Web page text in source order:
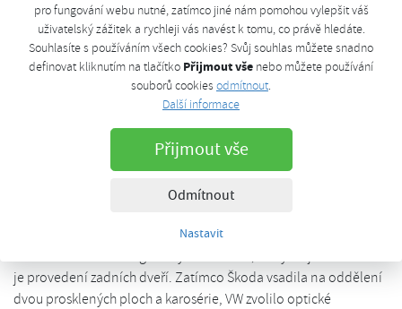
pro fungování webu nutné, zatímco jiné nám pomohou vylepšit váš
uživatelský zážitek a rychleji vás navést k tomu, co právě hledáte.
Souhlasíte s používáním všech cookies? Svůj souhlas můžete snadno
definovat kliknutím na tlačítko Přijmout vše nebo můžete používání
souborů cookies odmítnout.
Další informace
Přijmout vše
Odmítnout
Nastavit
Podstatný rozdíl najdeme již v interiéru. Up! volí hravější formu
přístrojové desky, Citigo sází na její celoplastové provedení a
pestrost ukazuje v jiných interiérových částech, zejména u
dveří. Co se týká masky, oba vozy ji odvozují od svých
koncernových sourozenců. U Škody najdeme masku chladiče s
vertikálním mřížkováním, Volkswagenu dominuje logo
značky. Nepřehlédnutelnou odlišností u třídvéřové verze je
provedení partie zadního blatníku s napojením na zadní
sloupek. U Citigo působí usedlejším dojmem, u up! se zvedá
pětidvéřové verze pak rozdíly zadních partií nejsou tak
je provedení zadních dveří. Zatímco Škoda vsadila na oddělení
dvou prosklených ploch a karosérie, VW zvolilo optické